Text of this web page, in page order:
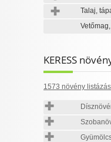
Talaj,
KERESS
1573 növény